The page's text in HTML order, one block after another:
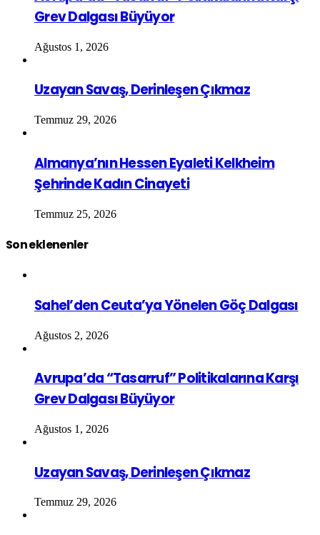
Grev Dalgası Büyüyor
Ağustos 1, 2026
Uzayan Savaş, Derinleşen Çıkmaz
Temmuz 29, 2026
Almanya’nın Hessen Eyaleti Kelkheim
Şehrinde Kadın Cinayeti
Temmuz 25, 2026
Son eklenenler
Sahel’den Ceuta’ya Yönelen Göç Dalgası
Ağustos 2, 2026
Avrupa’da “Tasarruf” Politikalarına Karşı
Grev Dalgası Büyüyor
Ağustos 1, 2026
Uzayan Savaş, Derinleşen Çıkmaz
Temmuz 29, 2026